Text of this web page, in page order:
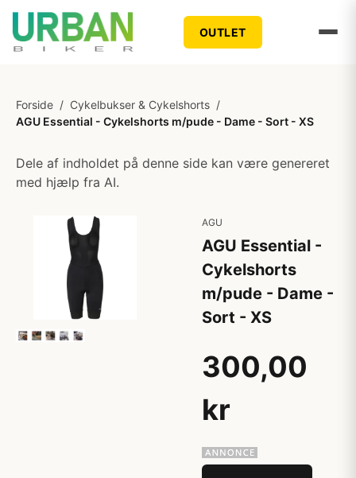
OUTLET
Forside / Cykelbukser & Cykelshorts /
AGU Essential - Cykelshorts m/pude - Dame - Sort - XS
Dele af indholdet på denne side kan være genereret
med hjælp fra AI.
AGU
AGU Essential -
Cykelshorts
m/pude - Dame -
Sort - XS
300,00
kr